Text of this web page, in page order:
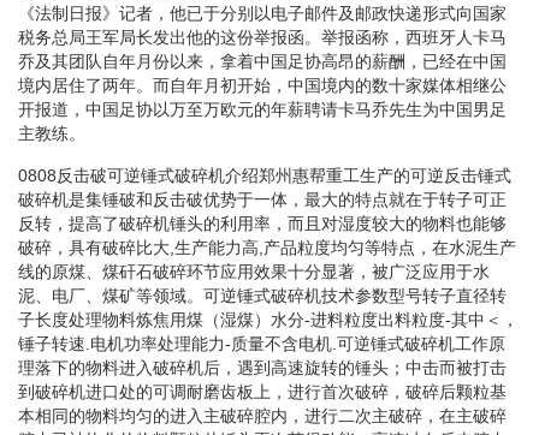
《法制日报》记者，他已于分别以电子邮件及邮政快递形式向国家
税务总局王军局长发出他的这份举报函。举报函称，西班牙人卡马
乔及其团队自年月份以来，拿着中国足协高昂的薪酬，已经在中国
境内居住了两年。而自年月初开始，中国境内的数十家媒体相继公
开报道，中国足协以万至万欧元的年薪聘请卡马乔先生为中国男足
主教练。
0808反击破可逆锤式破碎机介绍郑州惠帮重工生产的可逆反击锤式
破碎机是集锤破和反击破优势于一体，最大的特点就在于转子可正
反转，提高了破碎机锤头的利用率，而且对湿度较大的物料也能够
破碎，具有破碎比大,生产能力高,产品粒度均匀等特点，在水泥生产
线的原煤、煤矸石破碎环节应用效果十分显著，被广泛应用于水
泥、电厂、煤矿等领域。可逆锤式破碎机技术参数型号转子直径转
子长度处理物料炼焦用煤（湿煤）水分-进料粒度出料粒度-其中＜，
锤子转速.电机功率处理能力-质量不含电机.可逆锤式破碎机工作原
理落下的物料进入破碎机后，遇到高速旋转的锤头；中击而被打击
到破碎机进口处的可调耐磨齿板上，进行首次破碎，破碎后颗粒基
本相同的物料均匀的进入主破碎腔内，进行二次主破碎，在主破碎